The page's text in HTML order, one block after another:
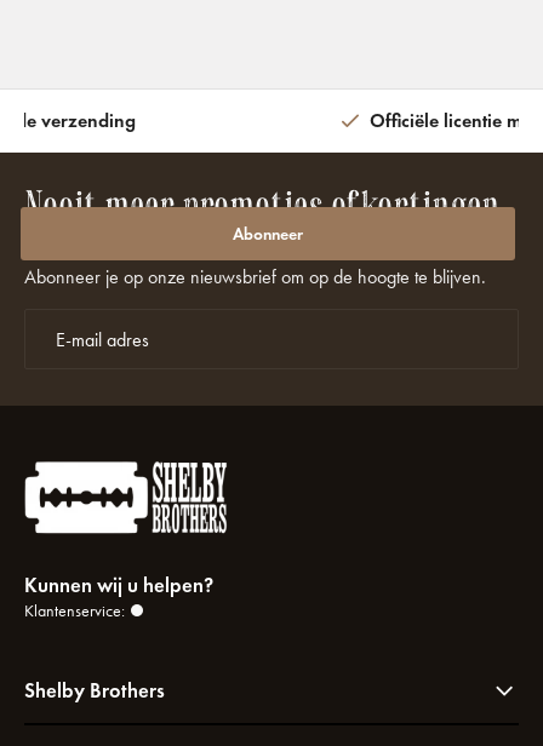
verzending Officiële licentie met
Nooit meer promoties of kortingen
Abonneer je op onze nieuwsbrief om op de hoogte te blijven.
Abonneer
Kunnen wij u helpen?
Klantenservice:
Shelby Brothers